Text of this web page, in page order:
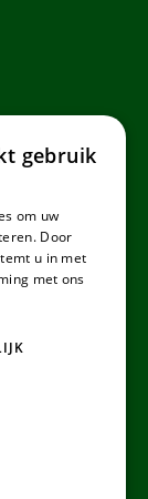
gebruik
om uw
Door
u in met
met ons